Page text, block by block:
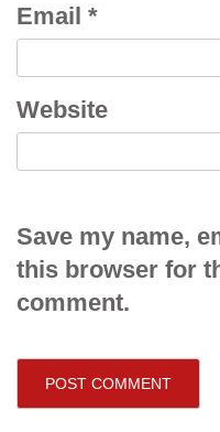
Email *
Website
Save my name,
this browser for
comment.